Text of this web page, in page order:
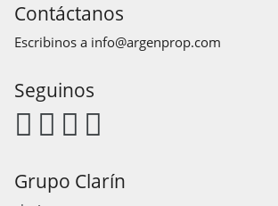
Contáctanos
Escribinos a info@argenprop.com
Seguinos
Grupo Clarín